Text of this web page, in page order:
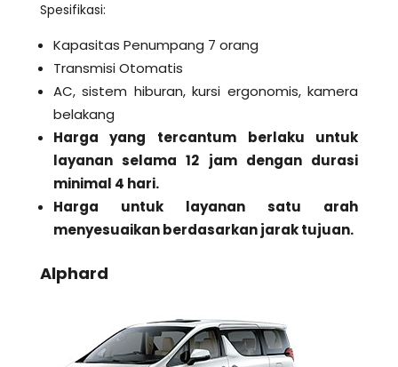
Spesifikasi:
Kapasitas Penumpang 7 orang
Transmisi Otomatis
AC, sistem hiburan, kursi ergonomis, kamera
belakang
Harga yang tercantum berlaku untuk
layanan selama 12 jam dengan durasi
minimal 4 hari.
Harga untuk layanan satu arah
menyesuaikan berdasarkan jarak tujuan.
Alphard